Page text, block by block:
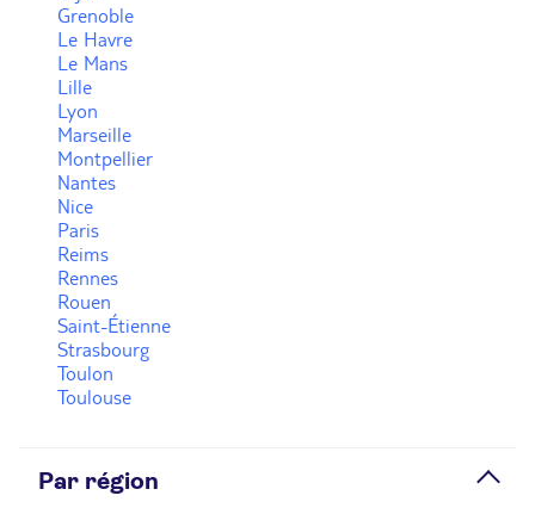
Grenoble
Le Havre
Le Mans
Lille
Lyon
Marseille
Montpellier
Nantes
Nice
Paris
Reims
Rennes
Rouen
Saint-Étienne
Strasbourg
Toulon
Toulouse
Par région